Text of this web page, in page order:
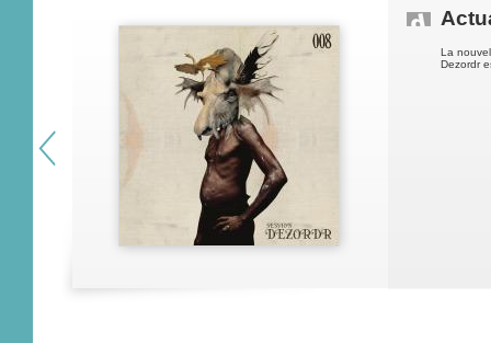
La
Dezordr